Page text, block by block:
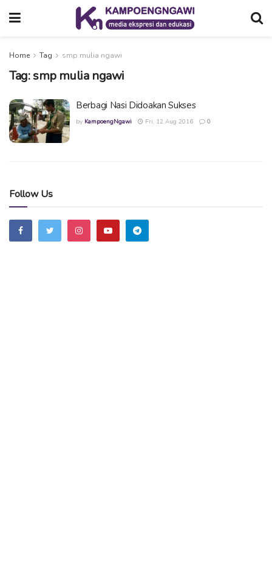
Home Tag smp mulia ngawi
Tag:smp mulia ngawi
Berbagi Nasi Didoakan Sukses
by KampoengNgawi Fri, 12 Aug 2016 0
Follow Us